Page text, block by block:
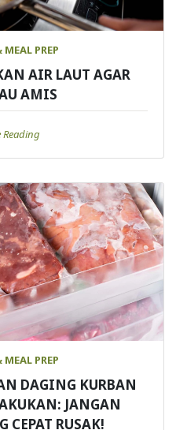
PREP
AIR LAUT AGAR
AMIS
PREP
DAGING KURBAN
JANGAN
CEPAT RUSAK!